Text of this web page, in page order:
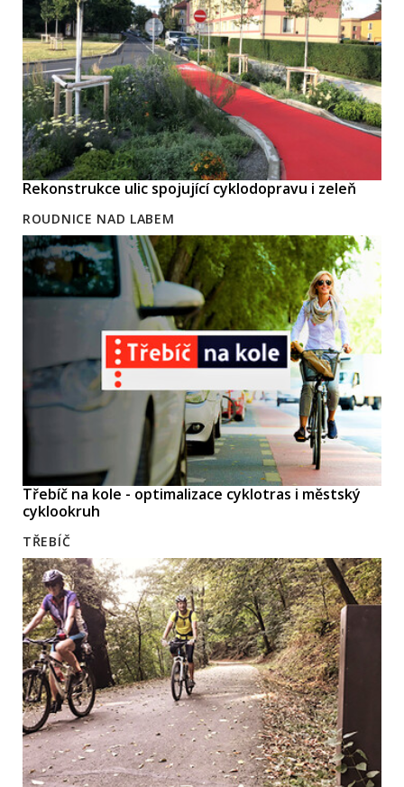
Rekonstrukce ulic spojující cyklodopravu i zeleň
ROUDNICE NAD LABEM
Třebíč na kole - optimalizace cyklotras i městský
cyklookruh
TŘEBÍČ